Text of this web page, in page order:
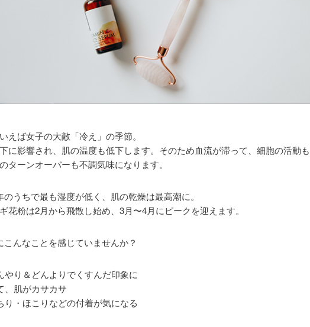
えば女子の大敵「冷え」の季節。
に影響され、肌の温度も低下します。そのため血流が滞って、細胞の活動も
ターンオーバーも不調気味になります。
のうちで最も湿度が低く、肌の乾燥は最高潮に。
花粉は2月から飛散し始め、3月〜4月にピークを迎えます。
こんなことを感じていませんか？
やり＆どんよりでくすんだ印象に
、肌がカサカサ
り・ほこりなどの付着が気になる